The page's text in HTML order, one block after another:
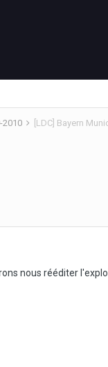
2010 [LDC] Bayern
nous rééditer